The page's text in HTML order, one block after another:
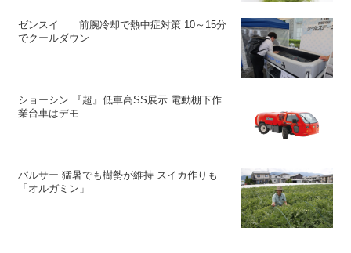
ゼンスイ 前腕冷却で熱中症対策 10～15分
でクールダウン
ショーシン 『超』低車高SS展示 電動棚下作
業台車はデモ
パルサー 猛暑でも樹勢が維持 スイカ作りも
「オルガミン」